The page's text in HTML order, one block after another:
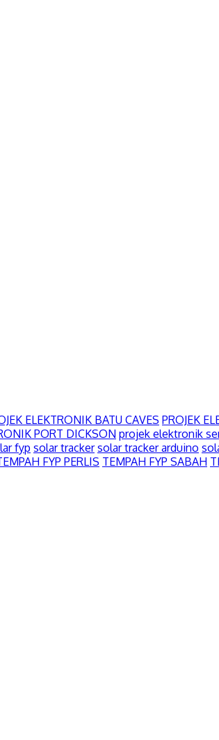
ELEKTRONIK BATU CAVES PROJEK
PORT DICKSON projek elektronik
fyp solar tracker solar tracker arduino
FYP PERLIS TEMPAH FYP SABAH